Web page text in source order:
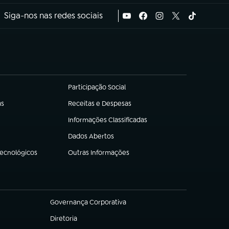
Siga-nos nas redes sociais
Participação Social
(abre em nova aba)
Receitas e Despesas
(abre em nova aba)
Informações Classificadas
(abre em nova aba)
Dados Abertos
(abre em nova aba)
Outras Informações
(abre em nova aba)
Governança Corporativa
(abre em nova aba)
Diretoria
(abre em nova aba)